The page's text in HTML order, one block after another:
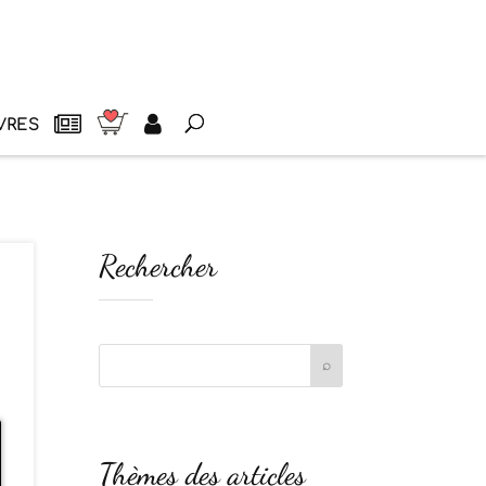
Rechercher
Thèmes des articles